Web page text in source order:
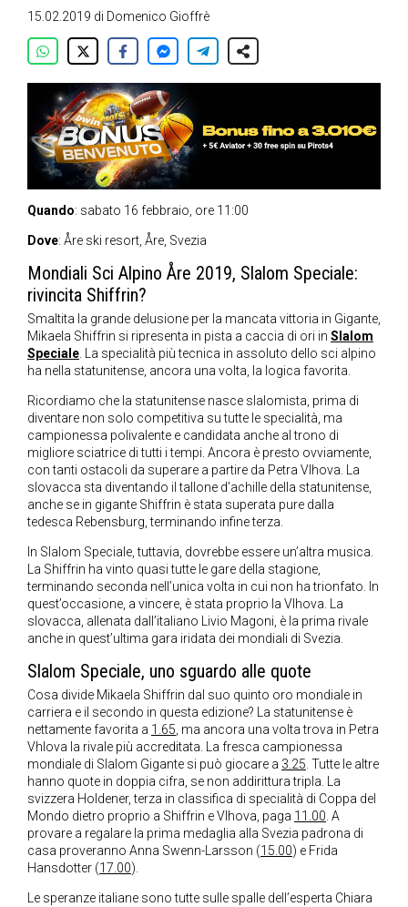
15.02.2019 di Domenico Gioffrè
Quando: sabato 16 febbraio, ore 11:00
Dove: Åre ski resort, Åre, Svezia
Mondiali Sci Alpino Åre 2019, Slalom Speciale:
rivincita Shiffrin?
Smaltita la grande delusione per la mancata vittoria in Gigante,
Mikaela Shiffrin si ripresenta in pista a caccia di ori in Slalom
Speciale. La specialità più tecnica in assoluto dello sci alpino
ha nella statunitense, ancora una volta, la logica favorita.
Ricordiamo che la statunitense nasce slalomista, prima di
diventare non solo competitiva su tutte le specialità, ma
campionessa polivalente e candidata anche al trono di
migliore sciatrice di tutti i tempi. Ancora è presto ovviamente,
con tanti ostacoli da superare a partire da Petra Vlhova. La
slovacca sta diventando il tallone d’achille della statunitense,
anche se in gigante Shiffrin è stata superata pure dalla
tedesca Rebensburg, terminando infine terza.
In Slalom Speciale, tuttavia, dovrebbe essere un’altra musica.
La Shiffrin ha vinto quasi tutte le gare della stagione,
terminando seconda nell’unica volta in cui non ha trionfato. In
quest’occasione, a vincere, è stata proprio la Vlhova. La
slovacca, allenata dall’italiano Livio Magoni, è la prima rivale
anche in quest’ultima gara iridata dei mondiali di Svezia.
Slalom Speciale, uno sguardo alle quote
Cosa divide Mikaela Shiffrin dal suo quinto oro mondiale in
carriera e il secondo in questa edizione? La statunitense è
nettamente favorita a 1.65, ma ancora una volta trova in Petra
Vhlova la rivale più accreditata. La fresca campionessa
mondiale di Slalom Gigante si può giocare a 3.25. Tutte le altre
hanno quote in doppia cifra, se non addirittura tripla. La
svizzera Holdener, terza in classifica di specialità di Coppa del
Mondo dietro proprio a Shiffrin e Vlhova, paga 11.00. A
provare a regalare la prima medaglia alla Svezia padrona di
casa proveranno Anna Swenn-Larsson (15.00) e Frida
Hansdotter (17.00).
Le speranze italiane sono tutte sulle spalle dell’esperta Chiara